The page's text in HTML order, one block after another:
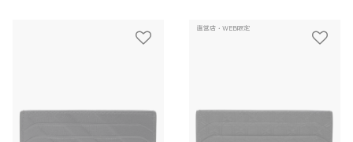
直営店・WEB限定